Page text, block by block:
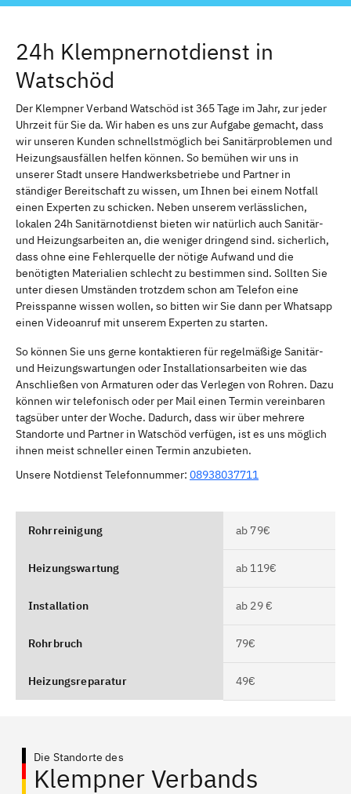
24h Klempnernotdienst in
Watschöd
Der Klempner Verband Watschöd ist 365 Tage im Jahr, zur jeder
Uhrzeit für Sie da. Wir haben es uns zur Aufgabe gemacht, dass
wir unseren Kunden schnellstmöglich bei Sanitärproblemen und
Heizungsausfällen helfen können. So bemühen wir uns in
unserer Stadt unsere Handwerksbetriebe und Partner in
ständiger Bereitschaft zu wissen, um Ihnen bei einem Notfall
einen Experten zu schicken. Neben unserem verlässlichen,
lokalen 24h Sanitärnotdienst bieten wir natürlich auch Sanitär-
und Heizungsarbeiten an, die weniger dringend sind. sicherlich,
dass ohne eine Fehlerquelle der nötige Aufwand und die
benötigten Materialien schlecht zu bestimmen sind. Sollten Sie
unter diesen Umständen trotzdem schon am Telefon eine
Preisspanne wissen wollen, so bitten wir Sie dann per Whatsapp
einen Videoanruf mit unserem Experten zu starten.
So können Sie uns gerne kontaktieren für regelmäßige Sanitär-
und Heizungswartungen oder Installationsarbeiten wie das
Anschließen von Armaturen oder das Verlegen von Rohren. Dazu
können wir telefonisch oder per Mail einen Termin vereinbaren
tagsüber unter der Woche. Dadurch, dass wir über mehrere
Standorte und Partner in Watschöd verfügen, ist es uns möglich
ihnen meist schneller einen Termin anzubieten.
Unsere Notdienst Telefonnummer: 08938037711
Rohrreinigung ab 79€
Heizungswartung ab 119€
Installation ab 29 €
Rohrbruch 79€
Heizungsreparatur 49€
Die Standorte des
Klempner Verbands